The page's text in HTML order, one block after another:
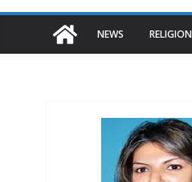
NEWS RELIGION